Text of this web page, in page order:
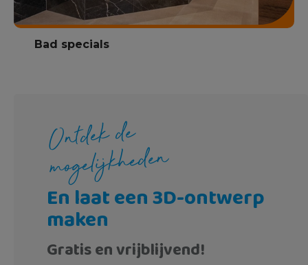
Bad specials
Ontdek de
mogelijkheden
En laat een 3D-ontwerp
maken
Gratis en vrijblijvend!